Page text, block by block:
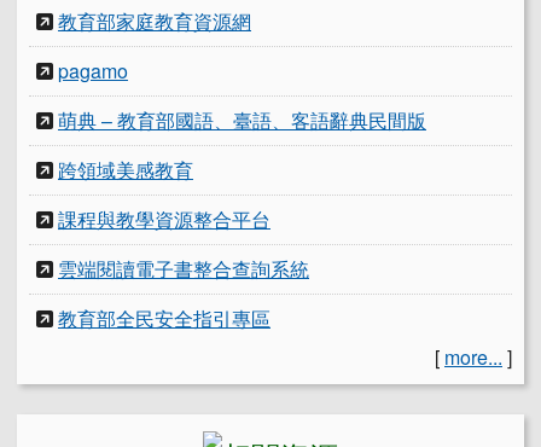
教育部家庭教育資源網
pagamo
萌典 – 教育部國語、臺語、客語辭典民間版
跨領域美感教育
課程與教學資源整合平台
雲端閱讀電子書整合查詢系統
教育部全民安全指引專區
[ more... ]